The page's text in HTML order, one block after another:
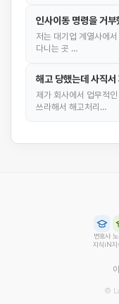
인사이동 명령을 거
저는 대기업 계열사에
다니는 곳 …
해고 당했는데 사직
제가 회사에서 업무적
쓰라해서 해고처리…
변호사
지식iN
©